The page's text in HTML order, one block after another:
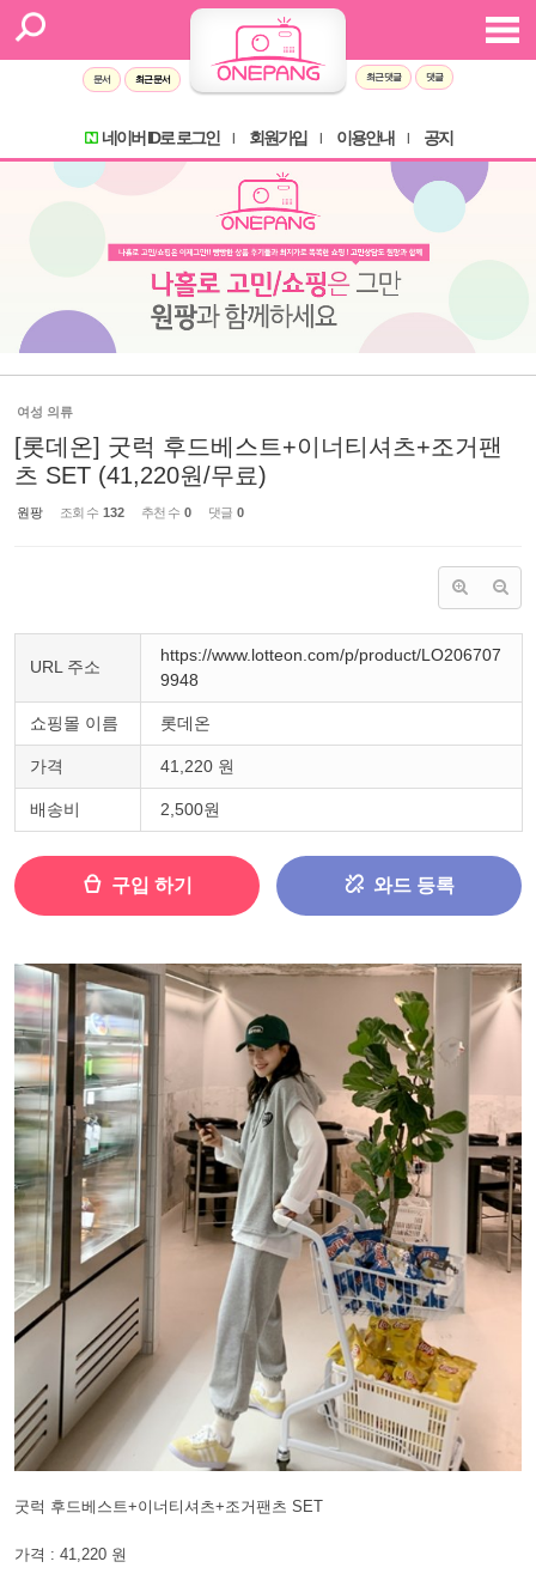
문서 최근 문서 최근 댓글 댓글
네이버 ID로 로그인 회원가입 이용안내 공지
여성 의류
[롯데온] 굿럭 후드베스트+이너티셔츠+조거팬
츠 SET (41,220원/무료)
원팡 조회 수 132 추천 수 0 댓글 0
URL 주소
https://www.lotteon.com/p/product/LO206707
9948
쇼핑몰 이름 롯데온
가격 41,220 원
배송비 2,500원
구입 하기 와드 등록
굿럭 후드베스트+이너티셔츠+조거팬츠 SET
가격 : 41,220 원